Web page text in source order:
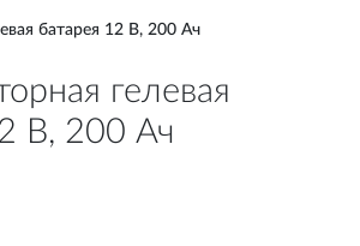
батарея 12 В, 200 Ач
гелевая
В, 200 Ач